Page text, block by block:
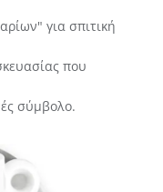
για σπιτική
που
σύμβολο.